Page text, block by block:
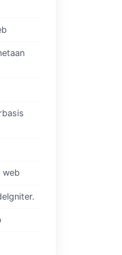
web